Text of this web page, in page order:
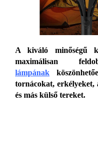
A kiváló minőségű
maximálisan
lámpának
tornácokat, erkélyeket,
és más külső tereket.